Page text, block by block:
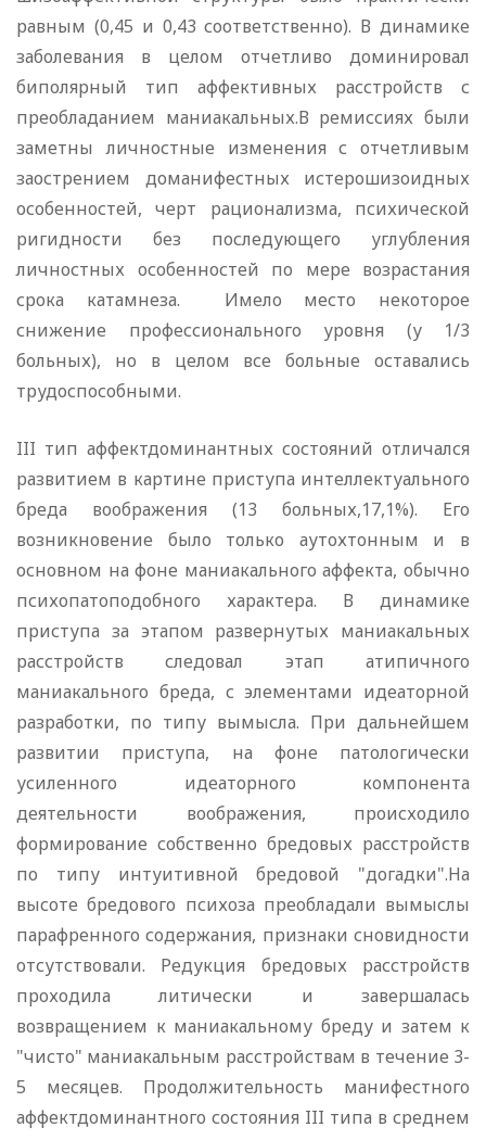
равным (0,45 и 0,43 соответственно). В динамике
заболевания в целом отчетливо доминировал
биполярный тип аффективных расстройств с
преобладанием маниакальных.В ремиссиях были
заметны личностные изменения с отчетливым
заострением доманифестных истерошизоидных
особенностей, черт рационализма, психической
ригидности без последующего углубления
личностных особенностей по мере возрастания
срока катамнеза. Имело место некоторое
снижение профессионального уровня (у 1/3
больных), но в целом все больные оставались
трудоспособными.
III тип аффектдоминантных состояний отличался
развитием в картине приступа интеллектуального
бреда воображения (13 больных,17,1%). Его
возникновение было только аутохтонным и в
основном на фоне маниакального аффекта, обычно
психопатоподобного характера. В динамике
приступа за этапом развернутых маниакальных
расстройств следовал этап атипичного
маниакального бреда, с элементами идеаторной
разработки, по типу вымысла. При дальнейшем
развитии приступа, на фоне патологически
усиленного идеаторного компонента
деятельности воображения, происходило
формирование собственно бредовых расстройств
по типу интуитивной бредовой "догадки".На
высоте бредового психоза преобладали вымыслы
парафренного содержания, признаки сновидности
отсутствовали. Редукция бредовых расстройств
проходила литически и завершалась
возвращением к маниакальному бреду и затем к
"чисто" маниакальным расстройствам в течение 3-
5 месяцев. Продолжительность манифестного
аффектдоминантного состояния III типа в среднем